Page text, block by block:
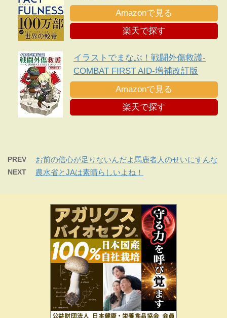
に世界を正しく見る習慣
Amazonで見る
楽天で探す
イラストでまなぶ！戦闘外傷救護-
COMBAT FIRST AID-増補改訂版
Amazonで見る
楽天で探す
PREV お前の信心が足りないんだよ馬鹿者人のせいにすんな
NEXT 農水省とJAは素晴らしいよね！